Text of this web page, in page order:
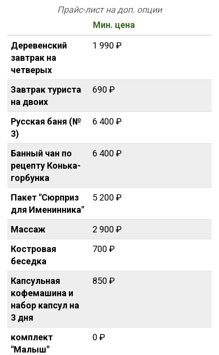
Прайс-лист на доп. опции
Мин. цена
Деревенский
завтрак на
четверых
1 990 ₽
Завтрак туриста
на двоих
690 ₽
Русская баня (№
3)
6 400 ₽
Банный чан по
рецепту Конька-
горбунка
6 400 ₽
Пакет "Сюрприз
для Именинника"
5 200 ₽
Массаж
2 900 ₽
Костровая
беседка
700 ₽
Капсульная
кофемашина и
набор капсул на
3 дня
850 ₽
комплект
"Малыш"
0 ₽